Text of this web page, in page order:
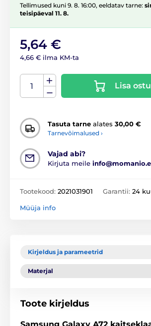
Tellimused kuni 9. 8. 16:00, eeldatav tarne:
teisipäeval 11. 8.
5,64 €
4,66 € ilma KM-ta
Lisa
Tasuta tarne alates 30,00 €
Tarnevõimalused ›
Vajad abi?
Kirjuta meile
Tootekood: 2021031901 Garantii: 24
Müüja info
Kirjeldus ja parameetrid
Materjal
Toote kirjeldus